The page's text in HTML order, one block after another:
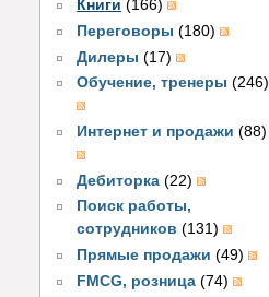
Книги (166)
Переговоры (180)
Дилеры (17)
Обучение, тренеры (246)
Интернет и продажи (88)
Дебиторка (22)
Поиск работы,
сотрудников (131)
Прямые продажи (49)
FMCG, розница (74)